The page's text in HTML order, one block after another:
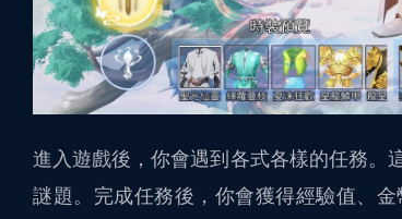
進入遊戲後，你會遇到各式各樣的任務。
謎題。完成任務後，你會獲得經驗值、